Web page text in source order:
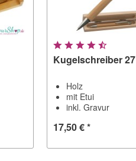
Kugelschreiber 27
Holz
mit Etui
inkl. Gravur
17,50 € *